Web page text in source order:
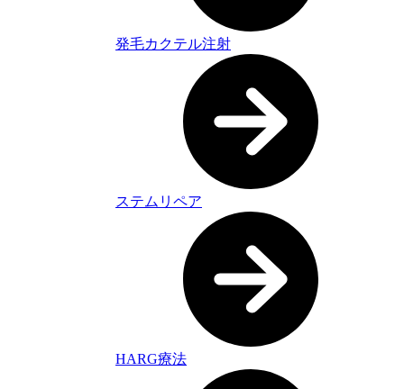
発毛カクテル注射
ステムリペア
HARG療法